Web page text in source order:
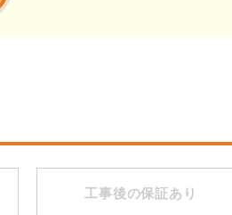
工事後の保証あり